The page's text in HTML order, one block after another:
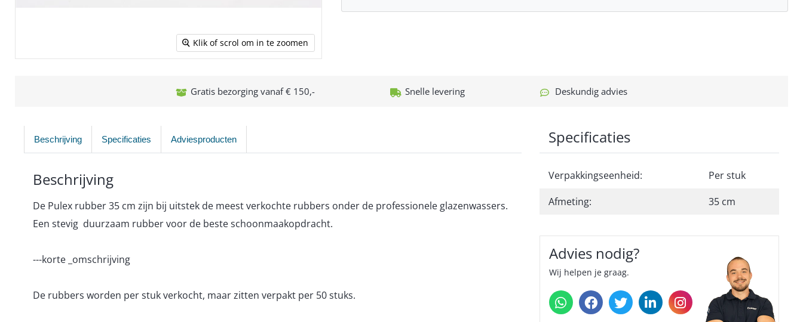
Klik of scrol om in te zoomen
Gratis bezorging vanaf € 150,- Snelle levering Deskundig advies
Beschrijving Specificaties Adviesproducten
Beschrijving
De Pulex rubber 35 cm zijn bij uitstek de meest verkochte rubbers onder de professionele glazenwassers.
Een stevig duurzaam rubber voor de beste schoonmaakopdracht.
---korte _omschrijving
De rubbers worden per stuk verkocht, maar zitten verpakt per 50 stuks.
Specificaties
Verpakkingseenheid:
Per stuk
Afmeting:
35 cm
Advies nodig?
Wij helpen je graag.